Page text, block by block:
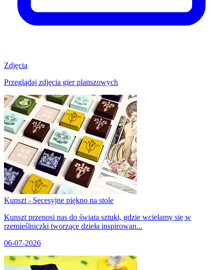
Zdjęcia
Przeglądaj zdjęcia gier planszowych
Kunszt - Secesyjne piękno na stole
Kunszt przenosi nas do świata sztuki, gdzie wcielamy się w
rzemieślniczki tworzące dzieła inspirowan...
06-07-2026